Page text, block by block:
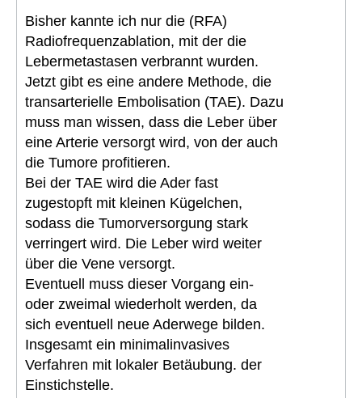
Bisher kannte ich nur die (RFA)
Radiofrequenzablation, mit der die
Lebermetastasen verbrannt wurden.
Jetzt gibt es eine andere Methode, die
transarterielle Embolisation (TAE). Dazu
muss man wissen, dass die Leber über
eine Arterie versorgt wird, von der auch
die Tumore profitieren.
Bei der TAE wird die Ader fast
zugestopft mit kleinen Kügelchen,
sodass die Tumorversorgung stark
verringert wird. Die Leber wird weiter
über die Vene versorgt.
Eventuell muss dieser Vorgang ein-
oder zweimal wiederholt werden, da
sich eventuell neue Aderwege bilden.
Insgesamt ein minimalinvasives
Verfahren mit lokaler Betäubung. der
Einstichstelle.